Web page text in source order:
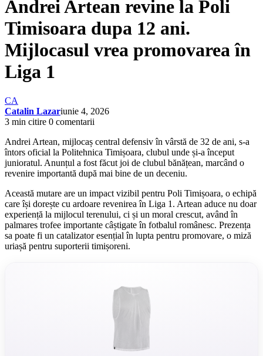
Andrei Artean revine la Poli
Timisoara dupa 12 ani.
Mijlocasul vrea promovarea în
Liga 1
CA
Catalin Lazariunie 4, 2026
3 min citire 0 comentarii
Andrei Artean, mijlocaș central defensiv în vârstă de 32 de ani, s-a
întors oficial la Politehnica Timișoara, clubul unde și-a început
junioratul. Anunțul a fost făcut joi de clubul bănățean, marcând o
revenire importantă după mai bine de un deceniu.
Această mutare are un impact vizibil pentru Poli Timișoara, o echipă
care își dorește cu ardoare revenirea în Liga 1. Artean aduce nu doar
experiență la mijlocul terenului, ci și un moral crescut, având în
palmares trofee importante câștigate în fotbalul românesc. Prezența
sa poate fi un catalizator esențial în lupta pentru promovare, o miză
uriașă pentru suporterii timișoreni.